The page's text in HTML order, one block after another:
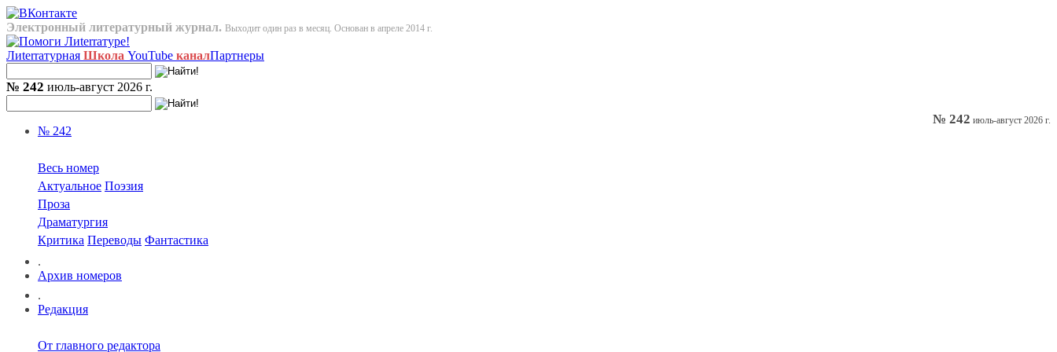
Электронный литературный журнал. Выходит один раз в месяц. Основан в апреле 2014 г.
Лиterraтурная Школа YouTube каналПартнеры
№ 242 июль-август 2026 г.
№ 242
Весь номер
Актуальное Поэзия
Проза
Драматургия
Критика Переводы Фантастика
.
Архив номеров
.
Редакция
От главного редактора
№ 242 июль-август 2026 г.